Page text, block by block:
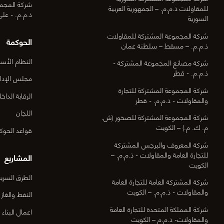
للمقاولات ذ.م.م. – الجمهورية العربية
السورية
شركة المجموعة المشتركة للمقاولات
ذ.م.م. – مسقط – سلطنة عمان
شركة مصانع المجموعة المشتركة -
ذ.م.م. - قطر
شركة المجموعة المشتركة للتجارة
والمقاولات - ذ.م.م. - قطر
شركة المجموعة المشتركة للصخور (ش.
م. ك. م.) – الكويت
شركة المعروف والبرجس المشتركة
للتجارة العامة والمقاولات - ذ.م.م. –
الكويت
شركة المشتركة العامة للتجارة العامة
والمقاولات - ذ.م.م. – الكويت
شركة المملكة المتحدة للتجارة العامة
والمقاولات- ذ.م.م – الكويت
شركة
ذ.م.م. -
الحوكمة
النظام
مجلس
الرقابة
اللجان
قواعد
المشاريع
الطرق
النفط والغاز
اعمال البناء